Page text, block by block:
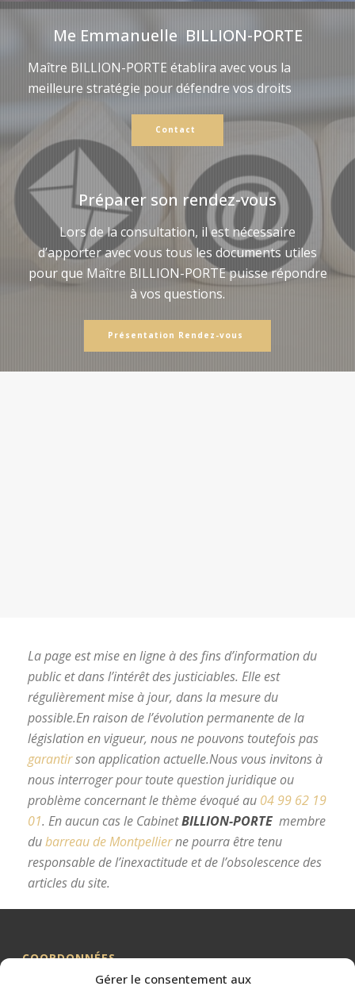
Gérer le consentement aux
Me Emmanuelle BILLION-PORTE
Maître BILLION-PORTE établira avec vous la
meilleure stratégie pour défendre vos droits
Contact
Préparer son rendez-vous
Lors de la consultation, il est nécessaire
d’apporter avec vous tous les documents utiles
pour que Maître BILLION-PORTE puisse répondre
à vos questions.
Présentation Rendez-vous
La page est mise en ligne à des fins d’information du
public et dans l’intérêt des justiciables. Elle est
régulièrement mise à jour, dans la mesure du
possible.En raison de l’évolution permanente de la
législation en vigueur, nous ne pouvons toutefois pas
garantirson application actuelle.Nous vous invitons à
nous interroger pour toute question juridique ou
problème concernant le thème évoqué au 04 99 62 19
01. En aucun cas le CabinetBILLION-PORTE membre
dubarreau de Montpellierne pourra être tenu
responsable de l’inexactitude et de l’obsolescence des
articles du site.
COORDONNÉES
Me BILLION-PORTE